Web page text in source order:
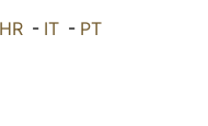
العربيّة HR- IT- PT